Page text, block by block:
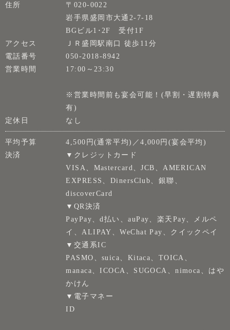
住所
〒020-0022
岩手県盛岡市大通2-7-18
BGビル1･2F 受付1F
アクセス
ＪＲ盛岡駅南口 徒歩11分
電話番号
050-2018-8942
営業時間
17:00～23:30
※営業時間前も宴会可能！(早割・遅割特典
有)
定休日
なし
平均予算
4,500円(通常平均)／4,000円(宴会平均)
決済
▼クレジットカード
VISA、Mastercard、JCB、AMERICAN
EXPRESS、DinersClub、銀聯、
discoverCard
▼QR決済
PayPay、d払い、auPay、楽天Pay、メルペ
イ、ALIPAY、WeChat Pay、クイックペイ
▼交通系IC
PASMO、suica、Kitaca、TOICA、
manaca、ICOCA、SUGOCA、nimoca、はや
かけん
▼電子マネー
ID